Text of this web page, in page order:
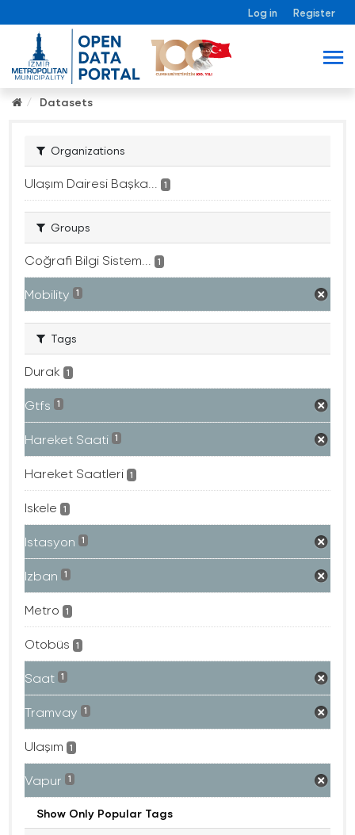
Log in Register
Datasets
Organizations
Ulaşım Dairesi Başka... 1
Groups
Coğrafi Bilgi Sistem... 1
Mobility 1
Tags
Durak 1
Gtfs 1
Hareket Saati 1
Hareket Saatleri 1
Iskele 1
Istasyon 1
Izban 1
Metro 1
Otobüs 1
Saat 1
Tramvay 1
Ulaşım 1
Vapur 1
Show Only Popular Tags